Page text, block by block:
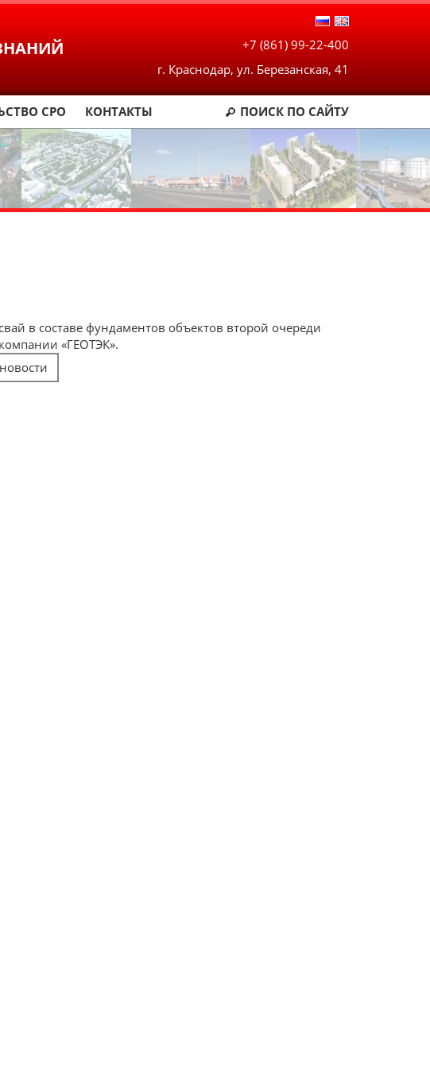
+7 (861) 99-22-400
г. Краснодар, ул. Березанская, 41
СРО КОНТАКТЫ ПОИСК ПО САЙТУ
в составе фундаментов объектов второй очереди
«ГЕОТЭК».